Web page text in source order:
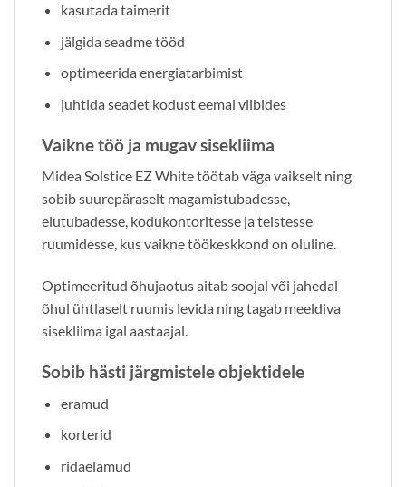
kasutada taimerit
jälgida seadme tööd
optimeerida energiatarbimist
juhtida seadet kodust eemal viibides
Vaikne töö ja mugav sisekliima
Midea Solstice EZ White töötab väga vaikselt ning
sobib suurepäraselt magamistubadesse,
elutubadesse, kodukontoritesse ja teistesse
ruumidesse, kus vaikne töökeskkond on oluline.
Optimeeritud õhujaotus aitab soojal või jahedal
õhul ühtlaselt ruumis levida ning tagab meeldiva
sisekliima igal aastaajal.
Sobib hästi järgmistele objektidele
eramud
korterid
ridaelamud